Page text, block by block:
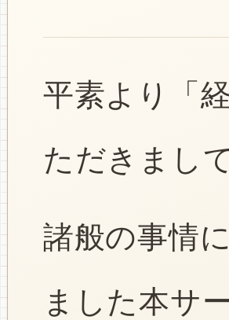
平素より「
ただきまし
諸般の事情
ました本サ